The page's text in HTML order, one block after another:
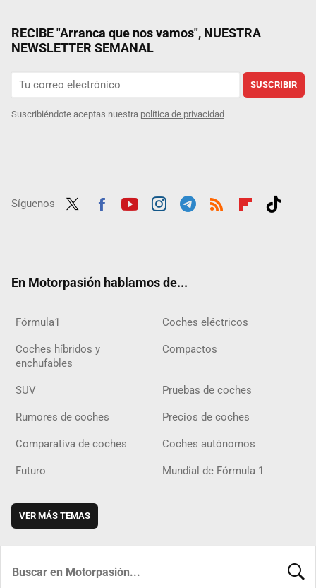
RECIBE "Arranca que nos vamos", NUESTRA
NEWSLETTER SEMANAL
SUSCRIBIR
Suscribiéndote aceptas nuestra política de privacidad
Síguenos
En Motorpasión hablamos de...
Fórmula1 Coches eléctricos
Coches híbridos y
enchufables
Compactos
SUV Pruebas de coches
Rumores de coches Precios de coches
Comparativa de coches Coches autónomos
Futuro Mundial de Fórmula 1
VER MÁS TEMAS